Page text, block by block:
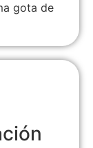
gota de